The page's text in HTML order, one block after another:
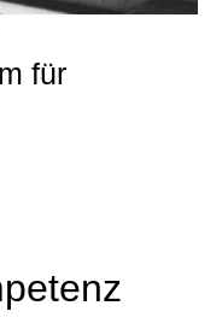
für